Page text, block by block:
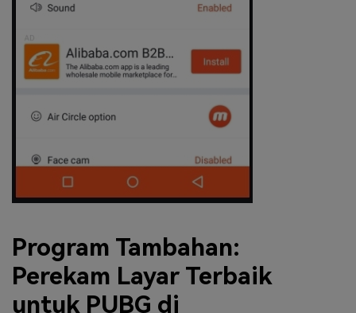
Program Tambahan:
Perekam Layar Terbaik
untuk PUBG di